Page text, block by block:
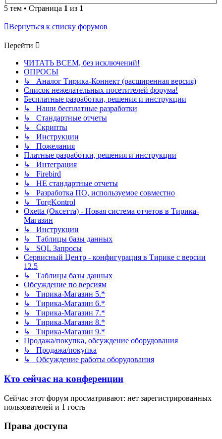
5 тем • Страница 1 из 1
Вернуться к списку форумов
Перейти
ЧИТАТЬ ВСЕМ, без исключений!
ОПРОСЫ
↳ Аналог Тирика-Коннект (расширенная версия)
Список нежелательных посетителей форума!
Бесплатные разработки, решения и инструкции
↳ Наши бесплатные разработки
↳ Стандартные отчеты
↳ Скрипты
↳ Инструкции
↳ Пожелания
Платные разработки, решения и инструкции
↳ Интеграция
↳ Firebird
↳ НЕ стандартные отчеты
↳ Разработка ПО, используемое совместно
↳ TorgKontrol
Oxetta (Оксетта) - Новая система отчетов в Тирика-
Магазин
↳ Инструкции
↳ Таблицы базы данных
↳ SQL Запросы
Сервисный Центр - конфигурация в Тирике с версии
12.5
↳ Таблицы базы данных
Обсуждение по версиям
↳ Тирика-Магазин 5.*
↳ Тирика-Магазин 6.*
↳ Тирика-Магазин 7.*
↳ Тирика-Магазин 8.*
↳ Тирика-Магазин 9.*
Продажа/покупка, обсуждение оборудования
↳ Продажа/покупка
↳ Обсуждение работы оборудования
Кто сейчас на конференции
Сейчас этот форум просматривают: нет зарегистрированных
пользователей и 1 гость
Права доступа